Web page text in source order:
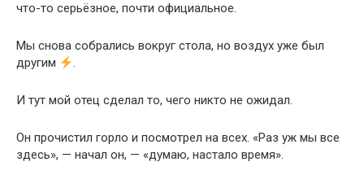
что-то серьёзное, почти официальное.
Мы снова собрались вокруг стола, но воздух уже был
другим
.
И тут мой отец сделал то, чего никто не ожидал.
Он прочистил горло и посмотрел на всех. «Раз уж мы все
здесь», — начал он, — «думаю, настало время».